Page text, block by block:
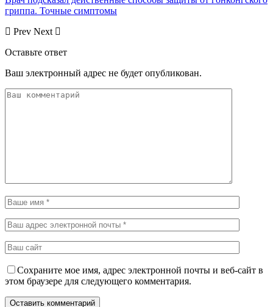
гриппа. Точные симптомы
Prev Next
Оставьте ответ
Ваш электронный адрес не будет опубликован.
Сохраните мое имя, адрес электронной почты и веб-сайт в
этом браузере для следующего комментария.